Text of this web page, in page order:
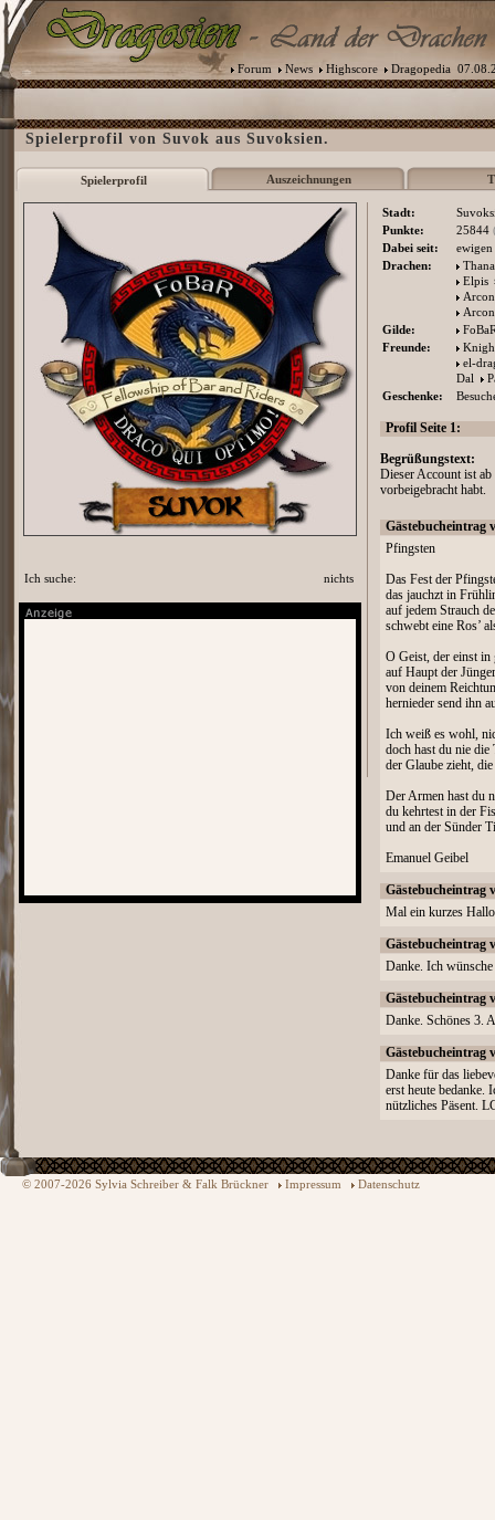
Forum News Highscore Dragopedia
Spielerprofil von Suvok aus Suvoksien.
Spielerprofil Auszeichnungen
Stadt:
Punkte:
25844
Dabei seit:
Drachen:
Elpis
Gilde:
Freunde:
el-
Dal
Geschenke:
Profil Seite 1:
Begrüßungstext:
Dieser Account ist
vorbeigebracht habt.
Gästebucheintrag
Pfingsten
Das Fest der
das jauchzt in
auf jedem Strauch
schwebt eine Ros’
O Geist, der einst in
auf Haupt der
von deinem
hernieder send ihn
Ich weiß es wohl,
doch hast du nie die
der Glaube zieht,
Der Armen hast du
du kehrtest in der
und an der Sünder
Emanuel Geibel
Gästebucheintrag
Mal ein kurzes
Gästebucheintrag
Danke. Ich
Gästebucheintrag
Danke. Schönes 3.
Gästebucheintrag
Danke für das
erst heute bedanke.
nützliches Päsent.
Ich suche: nichts
© 2007-2026 Sylvia Schreiber & Falk Brückner Impressum Datenschutz